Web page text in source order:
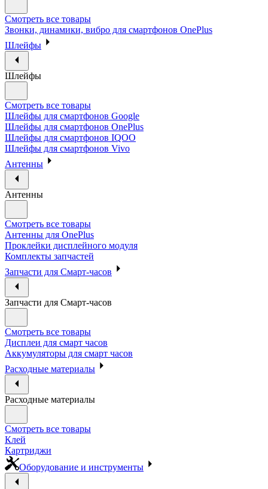
Смотреть все товары
Звонки, динамики, вибро для смартфонов OnePlus
Шлейфы
Шлейфы
Смотреть все товары
Шлейфы для смартфонов Google
Шлейфы для смартфонов OnePlus
Шлейфы для смартфонов IQOO
Шлейфы для смартфонов Vivo
Антенны
Антенны
Смотреть все товары
Антенны для OnePlus
Проклейки дисплейного модуля
Комплекты запчастей
Запчасти для Смарт-часов
Запчасти для Смарт-часов
Смотреть все товары
Дисплеи для смарт часов
Аккумуляторы для смарт часов
Расходные материалы
Расходные материалы
Смотреть все товары
Клей
Картриджи
Оборудование и инструменты